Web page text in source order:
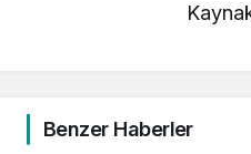
Benzer Haberler